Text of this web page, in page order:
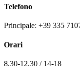
Telefono
Principale: +39 335
Orari
8.30-12.30 / 14-18